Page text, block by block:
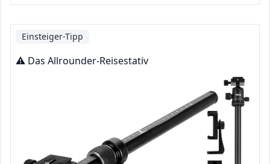
Einsteiger-Tipp
⚠️ Das Allrounder-Reisestativ